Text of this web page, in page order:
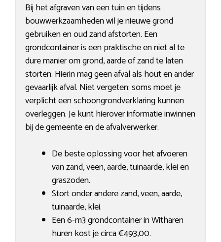
Bij het afgraven van een tuin en tijdens
bouwwerkzaamheden wil je nieuwe grond
gebruiken en oud zand afstorten. Een
grondcontainer is een praktische en niet al te
dure manier om grond, aarde of zand te laten
storten. Hierin mag geen afval als hout en ander
gevaarlijk afval. Niet vergeten: soms moet je
verplicht een schoongrondverklaring kunnen
overleggen. Je kunt hierover informatie inwinnen
bij de gemeente en de afvalverwerker.
De beste oplossing voor het afvoeren
van zand, veen, aarde, tuinaarde, klei en
graszoden.
Stort onder andere zand, veen, aarde,
tuinaarde, klei.
Een 6-m3 grondcontainer in Witharen
huren kost je circa €493,00.